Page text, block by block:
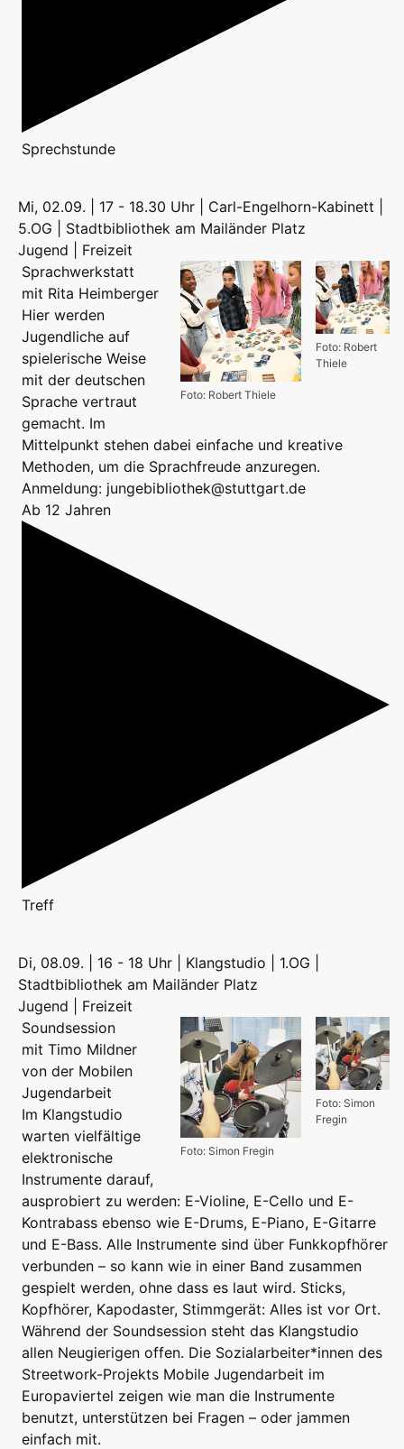
Sprechstunde
Mi, 02.09. | 17 - 18.30 Uhr | Carl-Engelhorn-Kabinett |
5.OG | Stadtbibliothek am Mailänder Platz
Jugend | Freizeit
Foto: Robert
Thiele
Foto: Robert Thiele
Sprachwerkstatt
mit Rita Heimberger
Hier werden
Jugendliche auf
spielerische Weise
mit der deutschen
Sprache vertraut
gemacht. Im
Mittelpunkt stehen dabei einfache und kreative
Methoden, um die Sprachfreude anzuregen.
Anmeldung: jungebibliothek@stuttgart.de
Ab 12 Jahren
Treff
Di, 08.09. | 16 - 18 Uhr | Klangstudio | 1.OG |
Stadtbibliothek am Mailänder Platz
Jugend | Freizeit
Foto: Simon
Fregin
Foto: Simon Fregin
Soundsession
mit Timo Mildner
von der Mobilen
Jugendarbeit
Im Klangstudio
warten vielfältige
elektronische
Instrumente darauf,
ausprobiert zu werden: E-Violine, E-Cello und E-
Kontrabass ebenso wie E-Drums, E-Piano, E-Gitarre
und E-Bass. Alle Instrumente sind über Funkkopfhörer
verbunden – so kann wie in einer Band zusammen
gespielt werden, ohne dass es laut wird. Sticks,
Kopfhörer, Kapodaster, Stimmgerät: Alles ist vor Ort.
Während der Soundsession steht das Klangstudio
allen Neugierigen offen. Die Sozialarbeiter*innen des
Streetwork-Projekts Mobile Jugendarbeit im
Europaviertel zeigen wie man die Instrumente
benutzt, unterstützen bei Fragen – oder jammen
einfach mit.